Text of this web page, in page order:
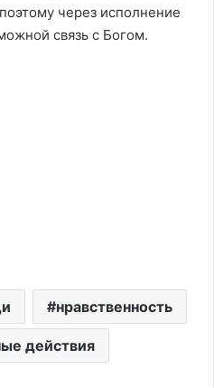
через исполнение
связь с Богом.
нравственность
действия